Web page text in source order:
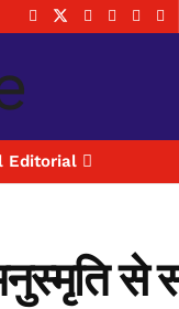
Editorial
से